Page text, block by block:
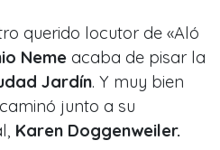
querido locutor de «Aló
Neme acaba de pisar la
Jardín. Y muy bien
junto a su
Karen Doggenweiler.